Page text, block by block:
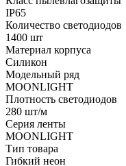
IP65
Количество светодиодов
1400 шт
Материал корпуса
Силикон
Модельный ряд
MOONLIGHT
Плотность светодиодов
280 шт/м
Серия ленты
MOONLIGHT
Тип товара
Гибкий неон